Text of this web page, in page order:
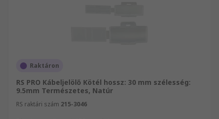
Raktáron
RS PRO Kábeljelölő Kötél hossz: 30 mm szélesség:
9.5mm Természetes, Natúr
RS raktári szám 215-3046